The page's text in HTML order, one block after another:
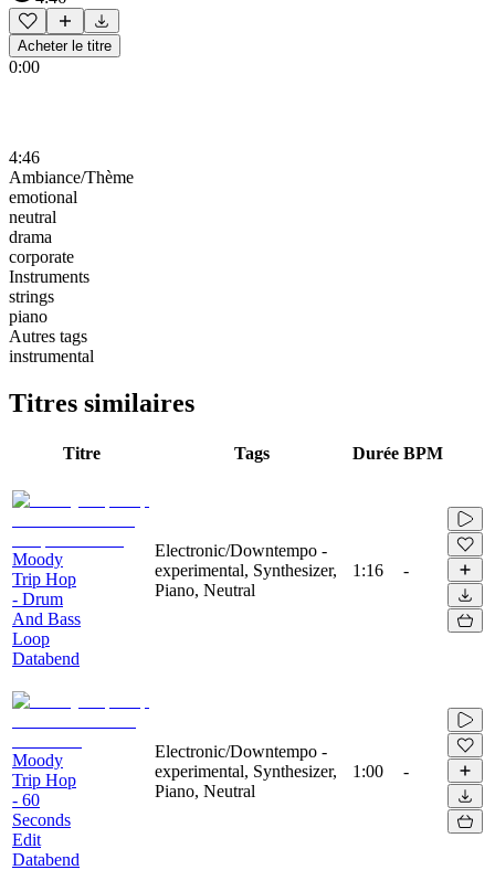
Acheter le titre
0:00
4:46
Ambiance/Thème
emotional
neutral
drama
corporate
Instruments
strings
piano
Autres tags
instrumental
Titres similaires
Titre Tags Durée BPM
Moody
Trip Hop
- Drum
And Bass
Loop
Databend
Electronic/Downtempo -
experimental, Synthesizer,
Piano, Neutral
1:16 -
Moody
Trip Hop
- 60
Seconds
Edit
Databend
Electronic/Downtempo -
experimental, Synthesizer,
Piano, Neutral
1:00 -